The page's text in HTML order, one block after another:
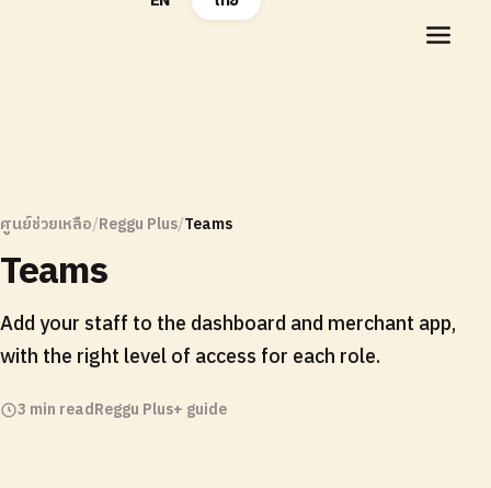
ศูนย์ช่วยเหลือ/Reggu Plus/Teams
Teams
Add your staff to the dashboard and merchant app,
with the right level of access for each role.
3 min readReggu Plus+ guide